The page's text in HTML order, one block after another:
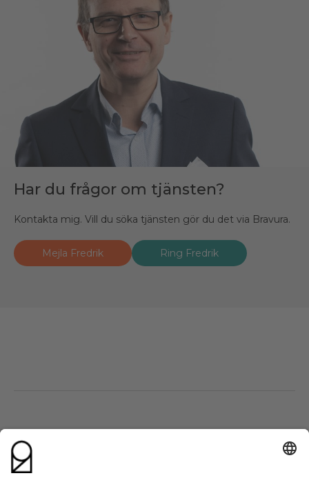
Har du frågor om tjänsten?
Kontakta mig. Vill du söka tjänsten gör du det via Bravura.
Mejla Fredrik Ring Fredrik